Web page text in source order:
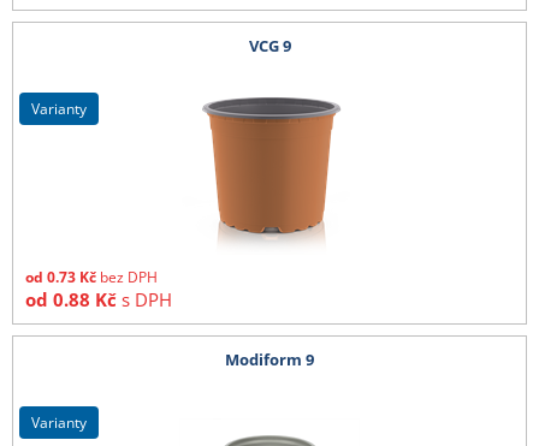
VCG 9
od 0.73 Kč bez DPH
od 0.88 Kč s DPH
varianty
Modiform 9
varianty